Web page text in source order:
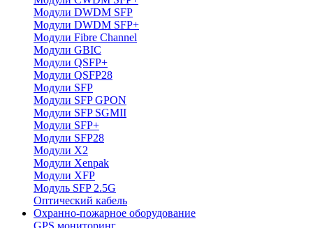
Модули DWDM SFP
Модули DWDM SFP+
Модули Fibre Channel
Модули GBIC
Модули QSFP+
Модули QSFP28
Модули SFP
Модули SFP GPON
Модули SFP SGMII
Модули SFP+
Модули SFP28
Модули X2
Модули Xenpak
Модули XFP
Модуль SFP 2.5G
Оптический кабель
Охранно-пожарное оборудование
GPS мониторинг